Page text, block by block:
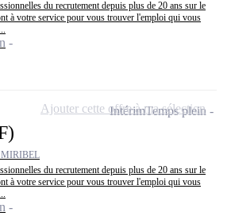
du recrutement depuis plus de 20 ans sur le
à votre service pour vous trouver l'emploi qui vous
MIRIBEL
du recrutement depuis plus de 20 ans sur le
à votre service pour vous trouver l'emploi qui vous
IntérimTemps plein
Ajouter cette offre à ma sélection